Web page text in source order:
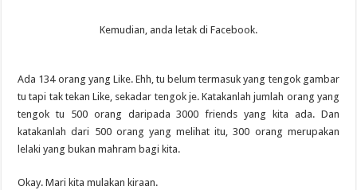
Kemudian, anda letak di Facebook.
Ada 134 orang yang Like. Ehh, tu belum termasuk yang tengok gambar
tu tapi tak tekan Like, sekadar tengok je. Katakanlah jumlah orang yang
tengok tu 500 orang daripada 3000 friends yang kita ada. Dan
katakanlah dari 500 orang yang melihat itu, 300 orang merupakan
lelaki yang bukan mahram bagi kita.
Okay. Mari kita mulakan kiraan.